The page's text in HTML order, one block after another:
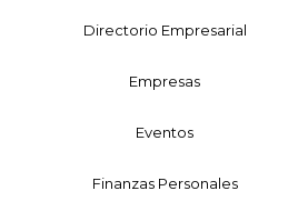
Directorio Empresarial
Empresas
Eventos
Finanzas Personales